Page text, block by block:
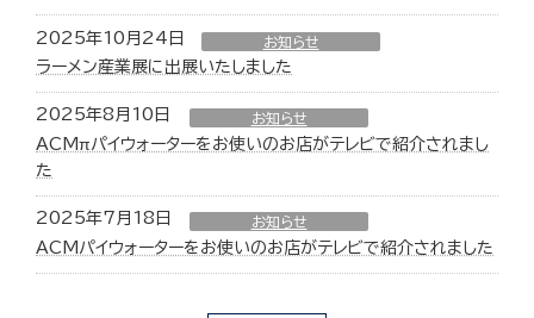
2025年10月24日 お知らせ
ラーメン産業展に出展いたしました
2025年8月10日 お知らせ
ACMπパイウォーターをお使いのお店がテレビで紹介されまし
た
2025年7月18日 お知らせ
ACMパイウォーターをお使いのお店がテレビで紹介されました